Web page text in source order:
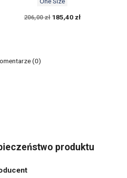
206,00 zł 185,40 zł
(0)
produktu